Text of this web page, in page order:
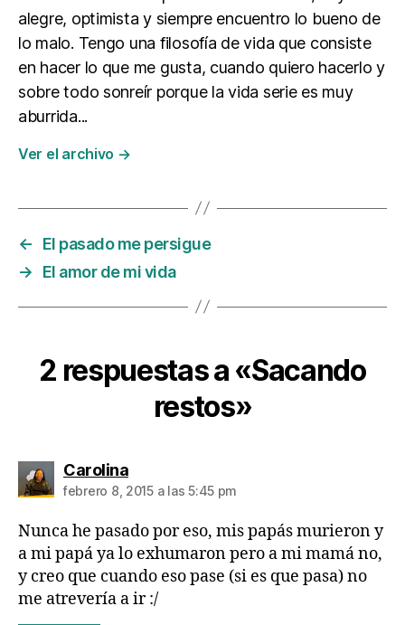
e
bl
o
alegre, optimista y siempre encuentro lo bueno de
lo malo. Tengo una filosofía de vida que consiste
en hacer lo que me gusta, cuando quiero hacerlo y
sobre todo sonreír porque la vida serie es muy
aburrida...
Ver el archivo →
←
El pasado me persigue
→
El amor de mi vida
2 respuestas a «Sacando
restos»
Carolinadice:
febrero 8, 2015 a las 5:45 pm
Nunca he pasado por eso, mis papás murieron y
a mi papá ya lo exhumaron pero a mi mamá no,
y creo que cuando eso pase (si es que pasa) no
me atrevería a ir :/